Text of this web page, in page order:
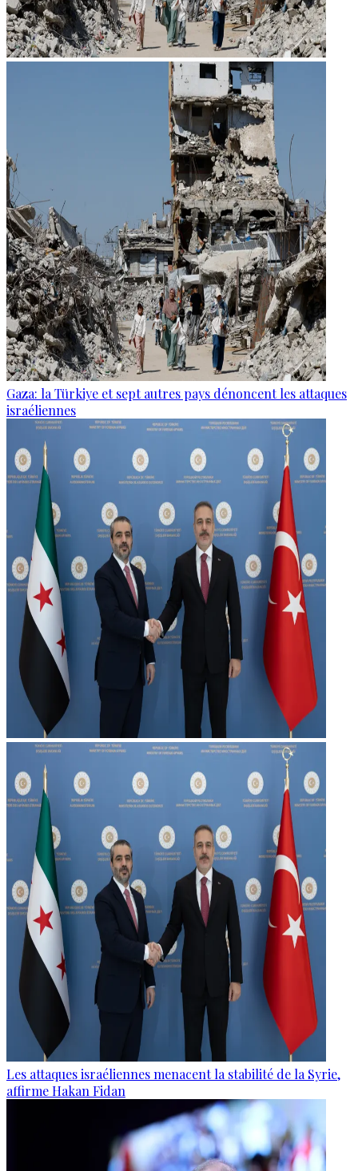
Gaza: la Türkiye et sept autres pays dénoncent les attaques
israéliennes
Les attaques israéliennes menacent la stabilité de la Syrie,
affirme Hakan Fidan